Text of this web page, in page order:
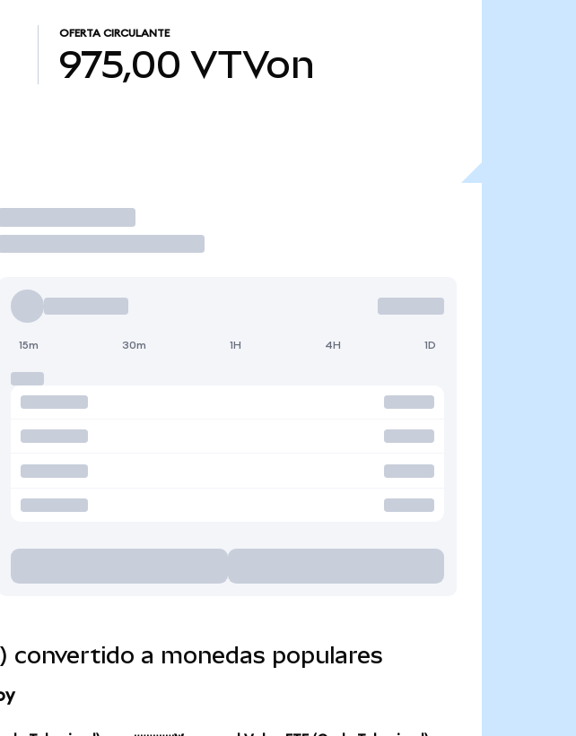
OFERTA CIRCULANTE
975,00 VTVon
15m 30m 1H 4H 1D
convertido a monedas populares